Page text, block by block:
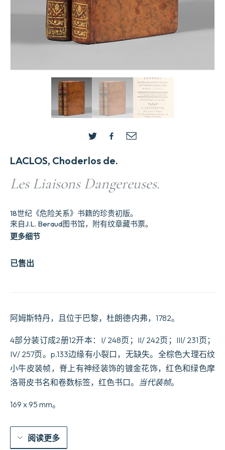
LACLOS, Choderlos de.
Les Liaisons Dangereuses.
已售出
18世纪《危险关系》书籍的珍贵初版。
来自J.L. Beraud图书馆，附有纹章藏书票。
更多细节
阿姆斯特丹，且位于巴黎，杜朗德·内弗，1782。
4部分装订成2册12开本：I/ 248页；II/ 242页；III/ 231页；
IV/ 257页。p.133边缘有小裂口，无缺失。全棕色大理石纹
小牛皮装帧，脊上有神经装饰的镀金花饰，红色和绿色摩
洛哥皮书名和卷数标签，红色书口。 当代装帧。
169 x 95 mm。
阅读更多